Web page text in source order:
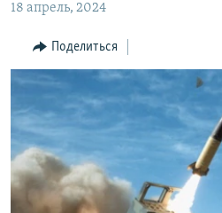
навигации
Вернутся
поиску
RFE/RL ДИРЕКТ
НАСТОЯЩЕЕ ВРЕМЯ
МИГРАНТ МЕДИА
18 апрель, 2024
Поделиться